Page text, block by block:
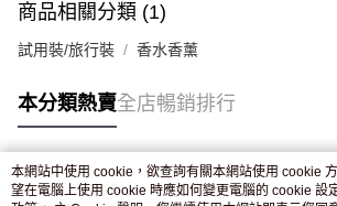
付款後門市自取，訂單確認後2-4個工作天到店
商品相關分類 (1)
試用裝/旅行裝 香水香薰
本分類熱賣全店暢銷排行
熱門標籤
本網站中使用 cookie，欲查詢有關本網站使用 cookie
望在電腦上使用 cookie 時應如何變更電腦的 cookie 設